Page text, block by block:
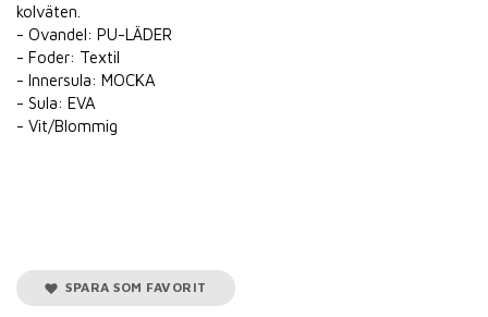
kolväten.
- Ovandel: PU-LÄDER
- Foder: Textil
- Innersula: MOCKA
- Sula: EVA
- Vit/Blommig
SPARA SOM FAVORIT